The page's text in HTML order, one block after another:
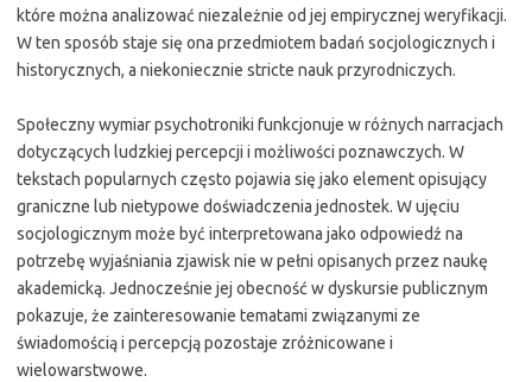
które można analizować niezależnie od jej empirycznej weryfikacji.
W ten sposób staje się ona przedmiotem badań socjologicznych i
historycznych, a niekoniecznie stricte nauk przyrodniczych.
Społeczny wymiar psychotroniki funkcjonuje w różnych narracjach
dotyczących ludzkiej percepcji i możliwości poznawczych. W
tekstach popularnych często pojawia się jako element opisujący
graniczne lub nietypowe doświadczenia jednostek. W ujęciu
socjologicznym może być interpretowana jako odpowiedź na
potrzebę wyjaśniania zjawisk nie w pełni opisanych przez naukę
akademicką. Jednocześnie jej obecność w dyskursie publicznym
pokazuje, że zainteresowanie tematami związanymi ze
świadomością i percepcją pozostaje zróżnicowane i
wielowarstwowe.